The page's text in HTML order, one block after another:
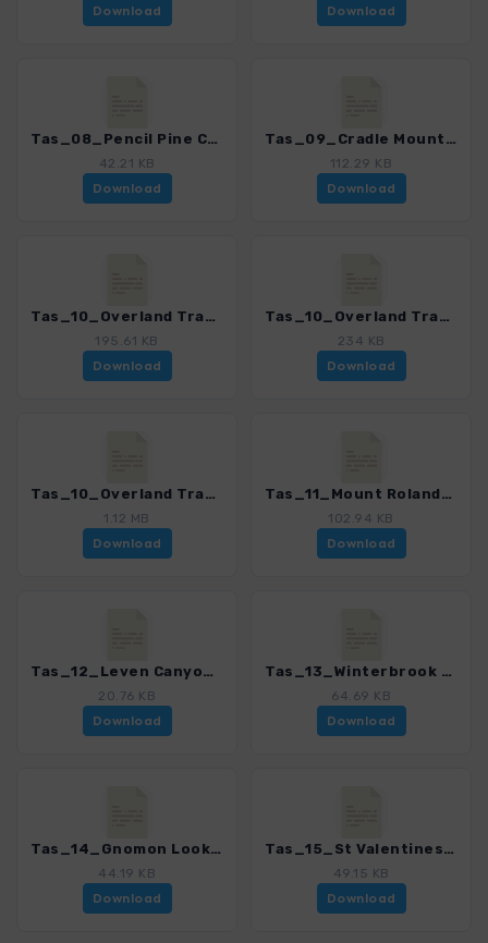
Download
Download
Tas_08_Pencil Pine Creek - Dove Canyon_4368_2.gpx
42.21 KB
Download
Tas_09_Cradle Mountain_4368_2.gpx
112.29 KB
Download
Tas_10_Overland Track - Teil 1_4368_2.gpx
195.61 KB
Download
Tas_10_Overland Track - Teil 2_4368_2.gpx
234 KB
Download
Tas_10_Overland Track - komplett_4368_2.gpx
1.12 MB
Download
Tas_11_Mount Roland_4368_2.gpx
102.94 KB
Download
Tas_12_Leven Canyon_4368_2.gpx
20.76 KB
Download
Tas_13_Winterbrook Falls - Black Bluff_4368_2.gpx
64.69 KB
Download
Tas_14_Gnomon Lookout - Mount Duncan_4368_2.gpx
44.19 KB
Download
Tas_15_St Valentines Peak_4368_2.gpx
49.15 KB
Download